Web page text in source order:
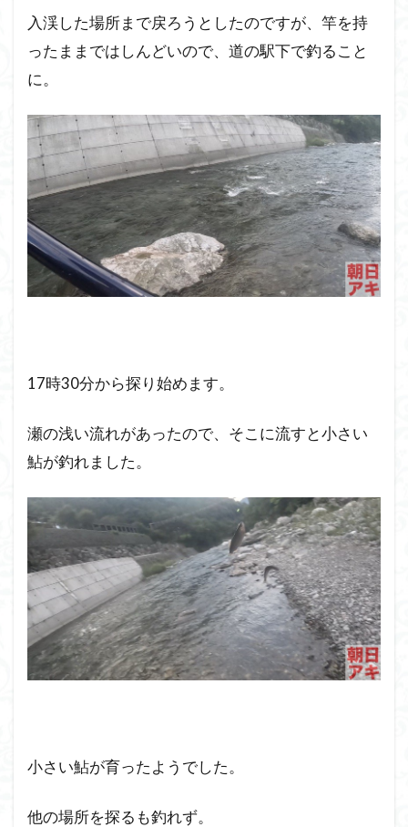
入渓した場所まで戻ろうとしたのですが、竿を持
ったままではしんどいので、道の駅下で釣ること
に。
17時30分から探り始めます。
瀬の浅い流れがあったので、そこに流すと小さい
鮎が釣れました。
小さい鮎が育ったようでした。
他の場所を探るも釣れず。